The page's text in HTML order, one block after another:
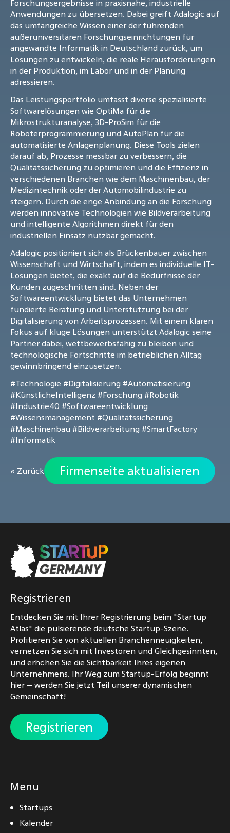
Forschungsergebnisse in praxisnahe, industrielle
Anwendungen zu übersetzen. Dabei greift Adalogic auf
das umfangreiche Wissen einer der führenden
außeruniversitären Forschungseinrichtungen für
angewandte Informatik in Deutschland zurück, um
Lösungen zu entwickeln, die reale Herausforderungen
in der Produktion, im Labor und in der Planung
adressieren.
Das Leistungsportfolio umfasst diverse spezialisierte
Softwarelösungen wie OptiMa für die
Mikrostrukturanalyse, 3D-ProSim für die
Roboterprogrammierung und AutoPlan für die
automatisierte Anlagenplanung. Diese Tools zielen
darauf ab, Prozesse messbar zu verbessern, die
Qualitätssicherung zu optimieren und die Effizienz in
verschiedenen Branchen wie dem Maschinenbau, der
Medizintechnik oder der Automobilindustrie zu
steigern. Durch die enge Anbindung an die Forschung
werden innovative Technologien wie Bildverarbeitung
und intelligente Algorithmen direkt für den
industriellen Einsatz nutzbar gemacht.
Adalogic positioniert sich als Brückenbauer zwischen
Wissenschaft und Wirtschaft, indem es individuelle IT-
Lösungen bietet, die exakt auf die Bedürfnisse der
Kunden zugeschnitten sind. Neben der
Softwareentwicklung bietet das Unternehmen
fundierte Beratung und Unterstützung bei der
Digitalisierung von Arbeitsprozessen. Mit einem klaren
Fokus auf kluge Lösungen unterstützt Adalogic seine
Partner dabei, wettbewerbsfähig zu bleiben und
technologische Fortschritte im betrieblichen Alltag
gewinnbringend einzusetzen.
#Technologie #Digitalisierung #Automatisierung
#KünstlicheIntelligenz #Forschung #Robotik
#Industrie40 #Softwareentwicklung
#Wissensmanagement #Qualitätssicherung
#Maschinenbau #Bildverarbeitung #SmartFactory
#Informatik
« Zurück Firmenseite aktualisieren
Registrieren
Entdecken Sie mit Ihrer Registrierung beim "Startup
Atlas" die pulsierende deutsche Startup-Szene.
Profitieren Sie von aktuellen Branchenneuigkeiten,
vernetzen Sie sich mit Investoren und Gleichgesinnten,
und erhöhen Sie die Sichtbarkeit Ihres eigenen
Unternehmens. Ihr Weg zum Startup-Erfolg beginnt
hier – werden Sie jetzt Teil unserer dynamischen
Gemeinschaft!
Registrieren
Menu
Startups
Kalender